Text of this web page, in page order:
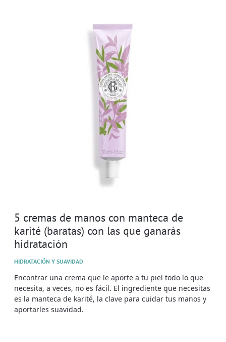
5 cremas de manos con manteca de
karité (baratas) con las que ganarás
hidratación
HIDRATACIÓN Y SUAVIDAD
Encontrar una crema que le aporte a tu piel todo lo que
necesita, a veces, no es fácil. El ingrediente que necesitas
es la manteca de karité, la clave para cuidar tus manos y
aportarles suavidad.